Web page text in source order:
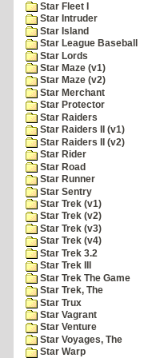
Star Fleet I
Star Intruder
Star Island
Star League Baseball
Star Lords
Star Maze (v1)
Star Maze (v2)
Star Merchant
Star Protector
Star Raiders
Star Raiders II (v1)
Star Raiders II (v2)
Star Rider
Star Road
Star Runner
Star Sentry
Star Trek (v1)
Star Trek (v2)
Star Trek (v3)
Star Trek (v4)
Star Trek 3.2
Star Trek III
Star Trek The Game
Star Trek, The
Star Trux
Star Vagrant
Star Venture
Star Voyages, The
Star Warp